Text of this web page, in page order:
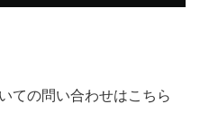
ての問い合わせはこちら